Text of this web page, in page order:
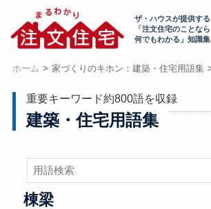
ザ・ハウスが提供する
「注文住宅のことなら
何でもわかる」知識集
ホーム 家づくりのキホン：建築・住宅用語集
重要キーワード約800語を収録
建築・住宅用語集
棟梁